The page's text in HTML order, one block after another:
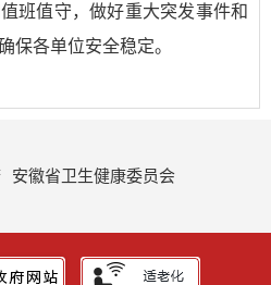
班值守，做好重大突发事件和
保各单位安全稳定。
安徽省卫生健康委员会